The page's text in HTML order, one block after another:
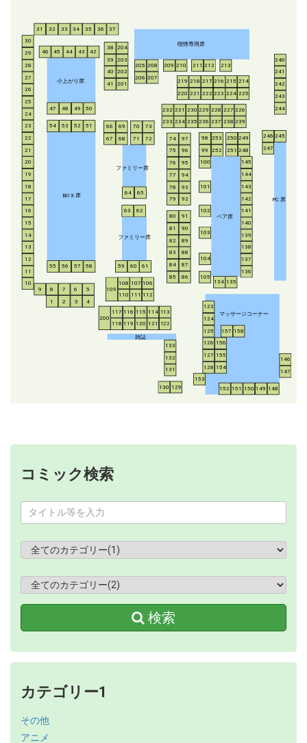
小上がり席
BO X 席
ファミリー席
ファミリー席
喫煙専用席
ペア席
PC 席
マッサージコーナー
雑誌
1 2 3 4
5
6
7
8
9
10
11
12
13
14
15
16
17
18
19
20
21
22
23
24
25
26
27
28
29
30
31 32 33 34 35 36 37
38
39
40
41
42
43
44
45
46
47 48 49 50
51
52
53
54
55 56 57 58 59 60 61
62
63
64 65
66
67
68
69
70
71
72
73
74
75
76
77
78
79
80
81
82
83
84
85 86
87
88
89
90
91
92
93
94
95
96
97
98
99
100
101
102
103
104
105
106
107
108
109
110 111 112
113
114
115
116
117
118 119 120 121 122
123
124
125
126
127
128
129
130
131
132
133
134 135
136
137
138
139
140
141
142
143
144
145
146
147
148
149
150
151
152
153
154
155
156
157 158
200
201
202
203
204
205
206 207
208 209 210 211 212 213
214
215
216
217
218
219
220 221 222 223 224 225
226
227
228
229
230
231
232
233 234 235 236 237 238 239
240
241
242
243
244
245
246
247
248
249
250
251
252
253
コミック検索
検索
カテゴリー1
その他
アニメ